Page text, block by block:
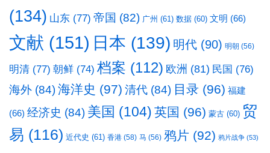
(134) 山东 (77) 帝国 (82) 广州 (61) 数据 (60) 文明 (66)
文献 (151) 日本 (139) 明代 (90) 明朝 (56)
明清 (77) 朝鲜 (74) 档案 (112) 欧洲 (81) 民国 (76)
海外 (84)海洋史 (97) 清代 (84) 目录 (96) 福建
(66) 经济史 (84) 美国 (104) 英国 (96) 蒙古 (60) 贸
易 (116) 近代史 (61) 香港 (58) 马 (56) 鸦片 (92) 鸦片战争 (53)